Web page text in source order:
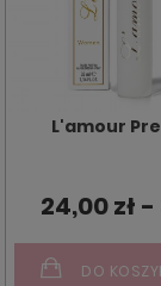
L'amour
24,00 zł
DO